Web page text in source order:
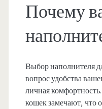
Почему
Выбор наполнителя
вопрос удобства
личная
кошек замечают, что